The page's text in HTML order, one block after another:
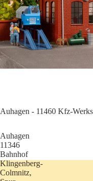
Sale
Auhagen - 11460 Kfz-
Auhagen
11346
Bahnhof
Klingenberg-
Colmnitz,